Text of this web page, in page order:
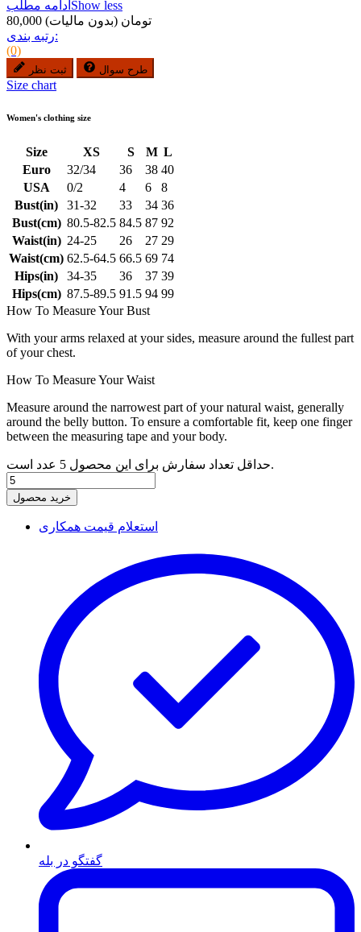
ادامه مطلب Show less
80,000 تومان (بدون مالیات)
رتبه بندی:
(0)
ثبت نظر طرح سوال
Size chart
Women's clothing size
Size XS S M L
Euro
32/34 36 38 40
USA
0/2 4 6
8
Bust(in)
31-32 33 34 36
Bust(cm) 80.5-82.5 84.5 87 92
Waist(in) 24-25 26 27 29
Waist(cm) 62.5-64.5 66.5 69 74
Hips(in)
34-35 36 37 39
Hips(cm) 87.5-89.5 91.5 94 99
How To Measure Your Bust
With your arms relaxed at your sides, measure around the fullest part
of your chest.
How To Measure Your Waist
Measure around the narrowest part of your natural waist, generally
around the belly button. To ensure a comfortable fit, keep one finger
between the measuring tape and your body.
حداقل تعداد سفارش برای این محصول 5 عدد است.
خرید محصول
استعلام قیمت همکاری
گفتگو در بله